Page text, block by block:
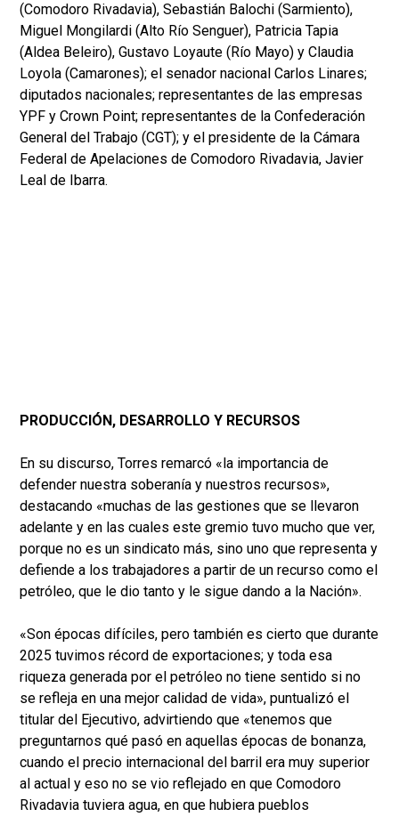
(Comodoro Rivadavia), Sebastián Balochi (Sarmiento),
Miguel Mongilardi (Alto Río Senguer), Patricia Tapia
(Aldea Beleiro), Gustavo Loyaute (Río Mayo) y Claudia
Loyola (Camarones); el senador nacional Carlos Linares;
diputados nacionales; representantes de las empresas
YPF y Crown Point; representantes de la Confederación
General del Trabajo (CGT); y el presidente de la Cámara
Federal de Apelaciones de Comodoro Rivadavia, Javier
Leal de Ibarra.
PRODUCCIÓN, DESARROLLO Y RECURSOS
En su discurso, Torres remarcó «la importancia de
defender nuestra soberanía y nuestros recursos»,
destacando «muchas de las gestiones que se llevaron
adelante y en las cuales este gremio tuvo mucho que ver,
porque no es un sindicato más, sino uno que representa y
defiende a los trabajadores a partir de un recurso como el
petróleo, que le dio tanto y le sigue dando a la Nación».
«Son épocas difíciles, pero también es cierto que durante
2025 tuvimos récord de exportaciones; y toda esa
riqueza generada por el petróleo no tiene sentido si no
se refleja en una mejor calidad de vida», puntualizó el
titular del Ejecutivo, advirtiendo que «tenemos que
preguntarnos qué pasó en aquellas épocas de bonanza,
cuando el precio internacional del barril era muy superior
al actual y eso no se vio reflejado en que Comodoro
Rivadavia tuviera agua, en que hubiera pueblos